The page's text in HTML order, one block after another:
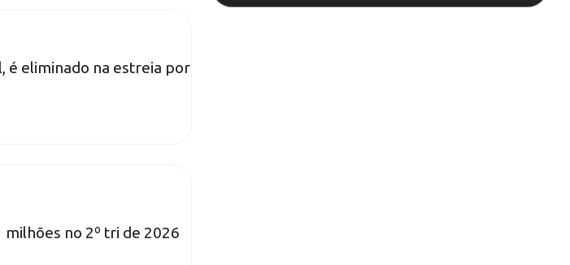
é eliminado na estreia por
no 2º tri de 2026